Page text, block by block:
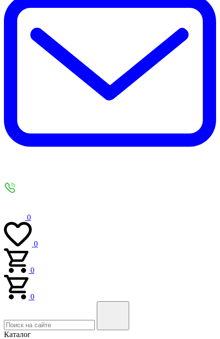
0
0
0
0
Каталог